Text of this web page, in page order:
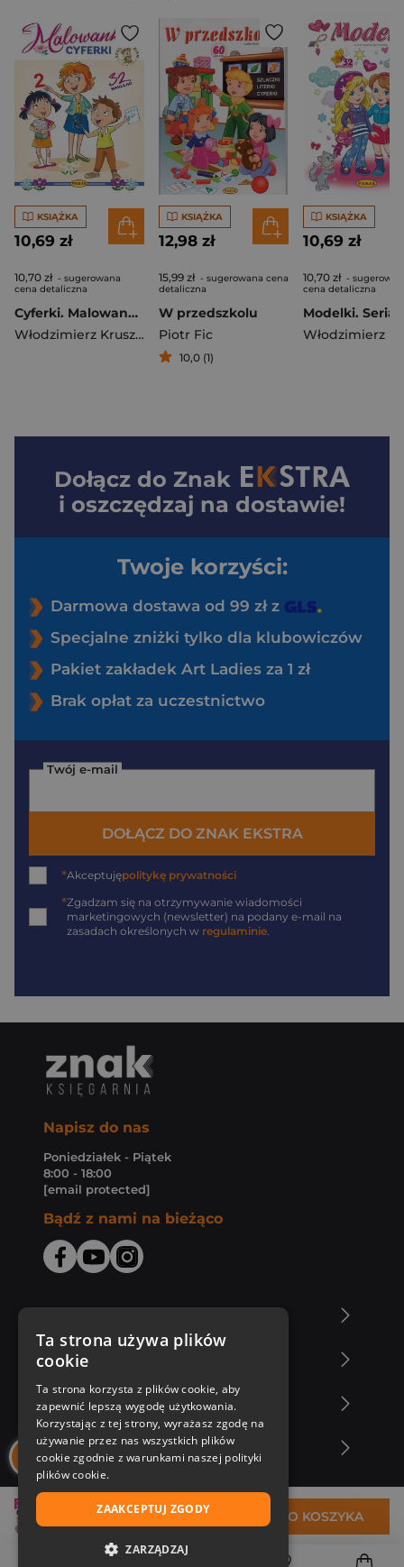
18,47 zł DO KOSZYKA
KSIĄŻKA
10,69 zł
10,70 zł - sugerowana
cena detaliczna
Cyferki. Malowanki. Seria z misiem
Włodzimierz Kruszewski
,Ernest Błędowski
KSIĄŻKA
12,98 zł
15,99 zł - sugerowana cena
detaliczna
W przedszkolu
Piotr Fic
10,0 (1)
KSIĄŻKA
10,69 zł
10,70 zł -
cena detaliczna
Dołącz do Znak
i oszczędzaj na dostawie!
Twoje korzyści:
Darmowa dostawa od 99 zł z
Specjalne zniżki tylko dla klubowiczów
Pakiet zakładek Art Ladies za 1 zł
Brak opłat za uczestnictwo
Twój e-mail
DOŁĄCZ DO ZNAK EKSTRA
*Akceptujępolitykę prywatności
*Zgadzam się na otrzymywanie wiadomości
marketingowych (newsletter) na podany e-mail na
zasadach określonych w regulaminie.
Napisz do nas
Poniedziałek - Piątek
8:00 - 18:00
[email protected]
Bądź z nami na bieżąco
Zakupy u nas
Nasza oferta
Nasi autorzy
Ta strona używa plików
cookie
Ta strona korzysta z plików cookie, aby
zapewnić lepszą wygodę użytkowania.
Korzystając z tej strony, wyrażasz zgodę na
używanie przez nas wszystkich plików
cookie zgodnie z warunkami naszej polityki
plików cookie.
ZAAKCEPTUJ ZGODY
ZARZĄDZAJ